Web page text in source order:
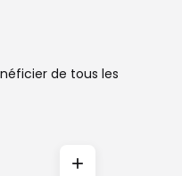
de tous les
+